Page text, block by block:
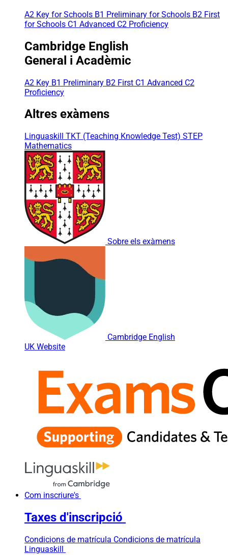
A2 Key for Schools B1 Preliminary for Schools B2 First
for Schools C1 Advanced C2 Proficiency
Cambridge English
General i Acadèmic
A2 Key B1 Preliminary B2 First C1 Advanced C2
Proficiency
Altres exàmens
Linguaskill TKT (Teaching Knowledge Test) STEP
Mathematics
Sobre els exàmens
Cambridge English
UK Website
Com inscriure's
Taxes d'inscripció
Condicions de matrícula Condicions de matrícula
Linguaskill